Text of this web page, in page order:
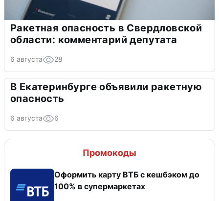
Ракетная опасность в Свердловской
области: комментарий депутата
6 августа 28
В Екатеринбурге объявили ракетную
опасность
6 августа 6
Промокоды
Оформить карту ВТБ с кешбэком до
100% в супермаркетах